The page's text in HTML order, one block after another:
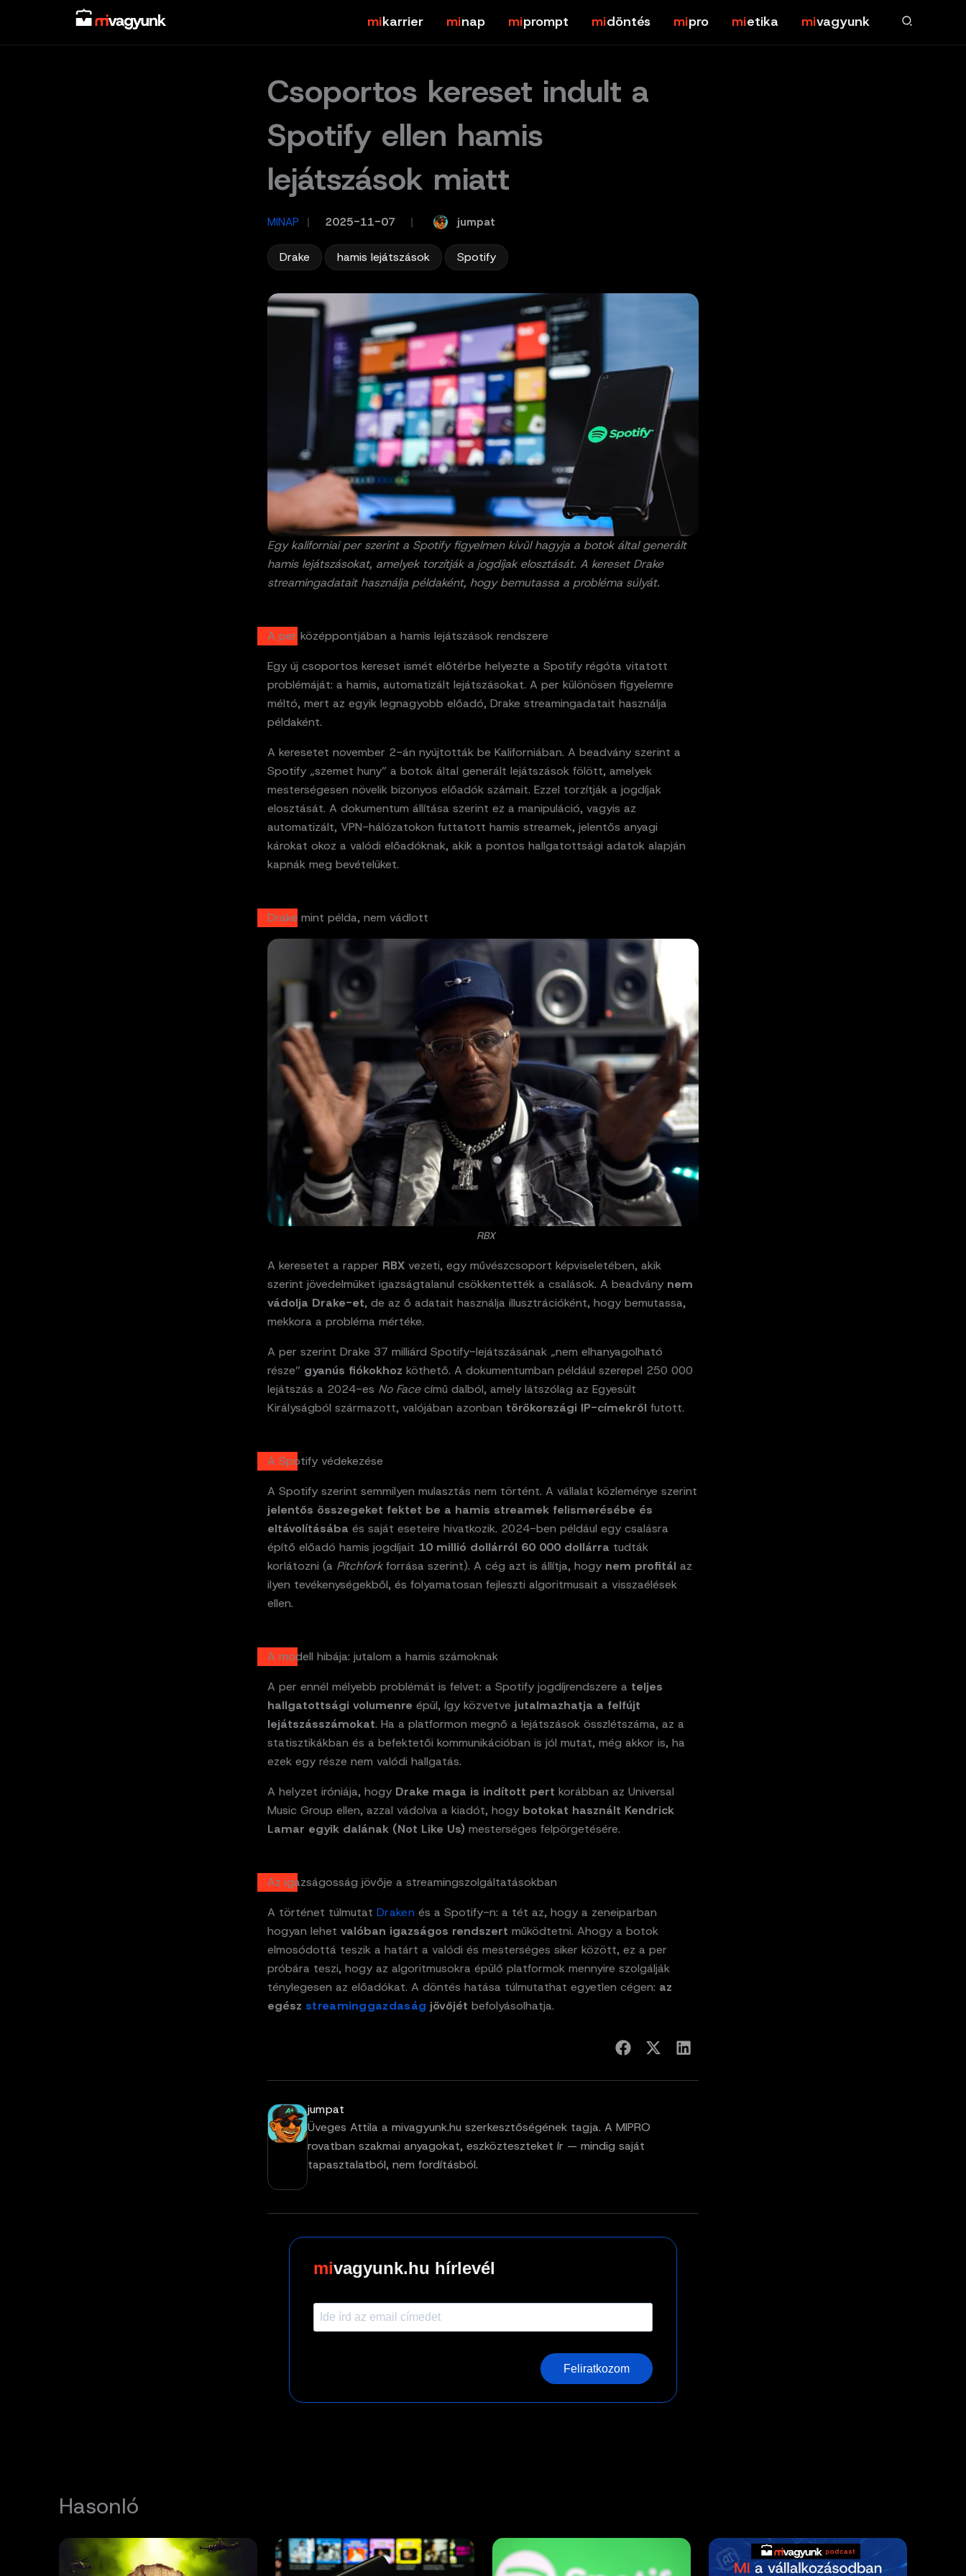
content
karrier nap prompt döntés pro etika vagyunk
Csoportos kereset indult a
Spotify ellen hamis
lejátszások miatt
MINAP 2025-11-07 jumpat
Drake hamis lejátszások Spotify
Egy kaliforniai per szerint a Spotify figyelmen kívül hagyja a botok által generált
hamis lejátszásokat, amelyek torzítják a jogdíjak elosztását. A kereset Drake
streamingadatait használja példaként, hogy bemutassa a probléma súlyát.
A per középpontjában a hamis lejátszások rendszere
Egy új csoportos kereset ismét előtérbe helyezte a Spotify régóta vitatott
problémáját: a hamis, automatizált lejátszásokat. A per különösen figyelemre
méltó, mert az egyik legnagyobb előadó, Drake streamingadatait használja
példaként.
A keresetet november 2-án nyújtották be Kaliforniában. A beadvány szerint a
Spotify „szemet huny” a botok által generált lejátszások fölött, amelyek
mesterségesen növelik bizonyos előadók számait. Ezzel torzítják a jogdíjak
elosztását. A dokumentum állítása szerint ez a manipuláció, vagyis az
automatizált, VPN-hálózatokon futtatott hamis streamek, jelentős anyagi
károkat okoz a valódi előadóknak, akik a pontos hallgatottsági adatok alapján
kapnák meg bevételüket.
Drake mint példa, nem vádlott
RBX
A keresetet a rapper RBX vezeti, egy művészcsoport képviseletében, akik
szerint jövedelmüket igazságtalanul csökkentették a csalások. A beadvány nem
vádolja Drake-et, de az ő adatait használja illusztrációként, hogy bemutassa,
mekkora a probléma mértéke.
A per szerint Drake 37 milliárd Spotify-lejátszásának „nem elhanyagolható
része” gyanús fiókokhoz köthető. A dokumentumban például szerepel 250 000
lejátszás a 2024-es No Facecímű dalból, amely látszólag az Egyesült
Királyságból származott, valójában azonban törökországi IP-címekről futott.
A Spotify védekezése
A Spotify szerint semmilyen mulasztás nem történt. A vállalat közleménye szerint
jelentős összegeket fektet be a hamis streamek felismerésébe és
eltávolításába és saját eseteire hivatkozik. 2024-ben például egy csalásra
építő előadó hamis jogdíjait 10 millió dollárról 60 000 dollárra tudták
korlátozni (a Pitchforkforrása szerint). A cég azt is állítja, hogy nem profitál az
ilyen tevékenységekből, és folyamatosan fejleszti algoritmusait a visszaélések
ellen.
A modell hibája: jutalom a hamis számoknak
A per ennél mélyebb problémát is felvet: a Spotify jogdíjrendszere a teljes
hallgatottsági volumenre épül, így közvetve jutalmazhatja a felfújt
lejátszásszámokat. Ha a platformon megnő a lejátszások összlétszáma, az a
statisztikákban és a befektetői kommunikációban is jól mutat, még akkor is, ha
ezek egy része nem valódi hallgatás.
A helyzet iróniája, hogy Drake maga is indított pert korábban az Universal
Music Group ellen, azzal vádolva a kiadót, hogy botokat használt Kendrick
Lamar egyik dalának (Not Like Us) mesterséges felpörgetésére.
Az igazságosság jövője a streamingszolgáltatásokban
A történet túlmutat Drakenés a Spotify-n: a tét az, hogy a zeneiparban
hogyan lehet valóban igazságos rendszert működtetni. Ahogy a botok
elmosódottá teszik a határt a valódi és mesterséges siker között, ez a per
próbára teszi, hogy az algoritmusokra épülő platformok mennyire szolgálják
ténylegesen az előadókat. A döntés hatása túlmutathat egyetlen cégen: az
egész streaminggazdaság jövőjét befolyásolhatja.
jumpat
Üveges Attila a mivagyunk.hu szerkesztőségének tagja. A MIPRO
rovatban szakmai anyagokat, eszközteszteket ír — mindig saját
tapasztalatból, nem fordításból.
vagyunk.hu hírlevél
Feliratkozom
Hasonló